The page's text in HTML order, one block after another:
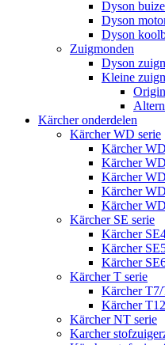
Dyson
Dyson
Dyson
Zuigmonden
Dyson
Kleine
Kärcher onderdelen
Kärcher WD serie
Kärcher
Kärcher
Kärcher
Kärcher
Kärcher
Kärcher SE serie
Kärcher
Kärcher
Kärcher
Kärcher T serie
Kärcher
Kärcher
Kärcher NT serie
Karcher